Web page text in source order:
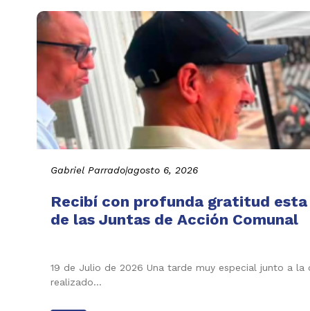
Gabriel Parrado|agosto 6, 2026
Recibí con profunda gratitud
de las Juntas de Acción Comunal
19 de Julio de 2026 Una tarde muy especial junto a
realizado…